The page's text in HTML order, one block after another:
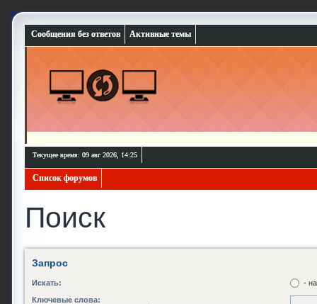
Сообщения без ответов Активные темы
Текущее время: 09 авг 2026, 14:25
Список форумов
Поиск
Запрос
Искать: -
Ключевые слова: